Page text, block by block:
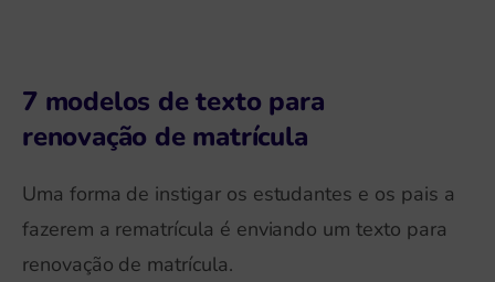
7 modelos de texto para
renovação de matrícula
Uma forma de instigar os estudantes e os pais a
fazerem a rematrícula é enviando um texto para
renovação de matrícula.